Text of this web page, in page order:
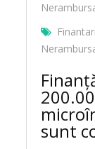
sunt